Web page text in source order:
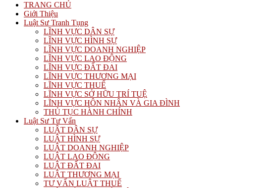
TRANG CHỦ
Giới Thiệu
Luật Sư Tranh Tụng
LĨNH VỰC DÂN SỰ
LĨNH VỰC HÌNH SỰ
LĨNH VỰC DOANH NGHIỆP
LĨNH VỰC LAO ĐỘNG
LĨNH VỰC ĐẤT ĐAI
LĨNH VỰC THƯƠNG MẠI
LĨNH VỰC THUẾ
LĨNH VỰC SỞ HỮU TRÍ TUỆ
LĨNH VỰC HÔN NHÂN VÀ GIA ĐÌNH
THỦ TỤC HÀNH CHÍNH
Luật Sư Tư Vấn
LUẬT DÂN SỰ
LUẬT HÌNH SỰ
LUẬT DOANH NGHIỆP
LUẬT LAO ĐỘNG
LUẬT ĐẤT ĐAI
LUẬT THƯƠNG MẠI
TƯ VẤN LUẬT THUẾ